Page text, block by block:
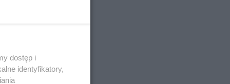
dostęp i
identyfikatory,